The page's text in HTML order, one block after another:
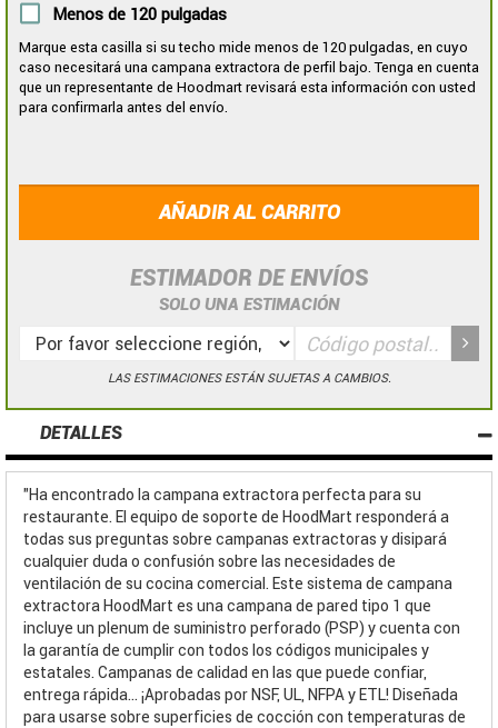
Menos de 120 pulgadas
Marque esta casilla si su techo mide menos de 120 pulgadas, en cuyo
caso necesitará una campana extractora de perfil bajo. Tenga en cuenta
que un representante de Hoodmart revisará esta información con usted
para confirmarla antes del envío.
AÑADIR AL CARRITO
ESTIMADOR DE ENVÍOS
SOLO UNA ESTIMACIÓN
LAS ESTIMACIONES ESTÁN SUJETAS A CAMBIOS.
DETALLES
"Ha encontrado la campana extractora perfecta para su
restaurante. El equipo de soporte de HoodMart responderá a
todas sus preguntas sobre campanas extractoras y disipará
cualquier duda o confusión sobre las necesidades de
ventilación de su cocina comercial. Este sistema de campana
extractora HoodMart es una campana de pared tipo 1 que
incluye un plenum de suministro perforado (PSP) y cuenta con
la garantía de cumplir con todos los códigos municipales y
estatales. Campanas de calidad en las que puede confiar,
entrega rápida... ¡Aprobadas por NSF, UL, NFPA y ETL! Diseñada
para usarse sobre superficies de cocción con temperaturas de